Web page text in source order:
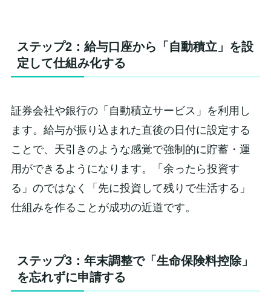
ステップ2：給与口座から「自動積立」を設
定して仕組み化する
証券会社や銀行の「自動積立サービス」を利用し
ます。給与が振り込まれた直後の日付に設定する
ことで、天引きのような感覚で強制的に貯蓄・運
用ができるようになります。「余ったら投資す
る」のではなく「先に投資して残りで生活する」
仕組みを作ることが成功の近道です。
ステップ3：年末調整で「生命保険料控除」
を忘れずに申請する